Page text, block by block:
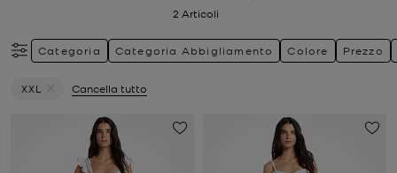
2 Articoli
Categoria Categoria Abbigliamento Colore Prezzo
XXL
Cancella tutto